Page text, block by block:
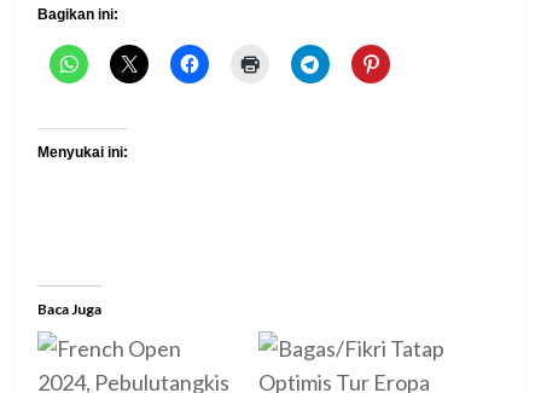
Bagikan ini:
Menyukai ini:
Baca Juga